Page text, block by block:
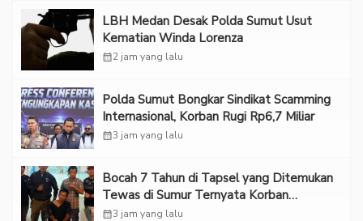
LBH Medan Desak Polda Sumut Usut
Kematian Winda Lorenza
calendar_month2 jam yang lalu
Polda Sumut Bongkar Sindikat Scamming
Internasional, Korban Rugi Rp6,7 Miliar
calendar_month3 jam yang lalu
Bocah 7 Tahun di Tapsel yang Ditemukan
Tewas di Sumur Ternyata Korban
Kekerasan Seksual
calendar_month3 jam yang lalu